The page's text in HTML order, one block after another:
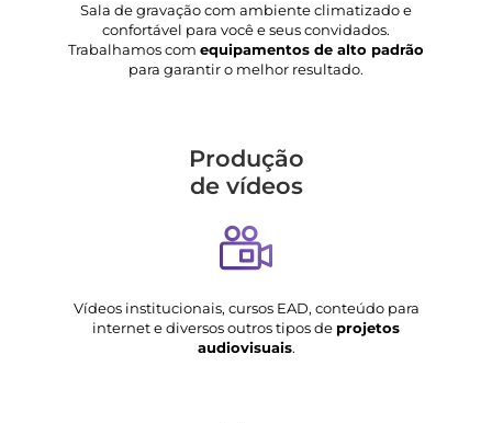
Sala de gravação com ambiente climatizado e
confortável para você e seus convidados.
Trabalhamos com equipamentos de alto padrão
para garantir o melhor resultado.
Produção
de vídeos
Vídeos institucionais, cursos EAD, conteúdo para
internet e diversos outros tipos de projetos
audiovisuais.